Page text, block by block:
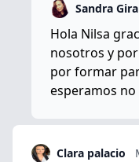
Sandra
Hola Nilsa
nosotros y
por formar
esperamos
Clara palacio